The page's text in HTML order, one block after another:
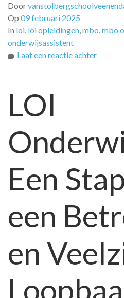
Door
Op 09 februari 2025
In loi, loi opleidingen,mbo,mbo
onderwijsassistent
Laat een reactie achterop
LOI
voor
het
LOI
Een
een
en